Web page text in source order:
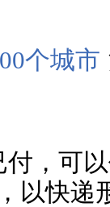
个城市
，可
以快递